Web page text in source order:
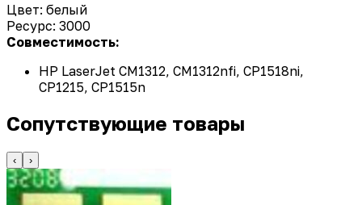
Цвет: белый
Ресурс: 3000
Совместимость:
HP LaserJet CM1312, CM1312nfi, CP1518ni,
CP1215, CP1515n
Сопутствующие товары
‹ ›